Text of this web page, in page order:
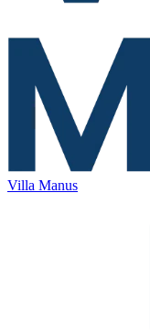
Villa Manus